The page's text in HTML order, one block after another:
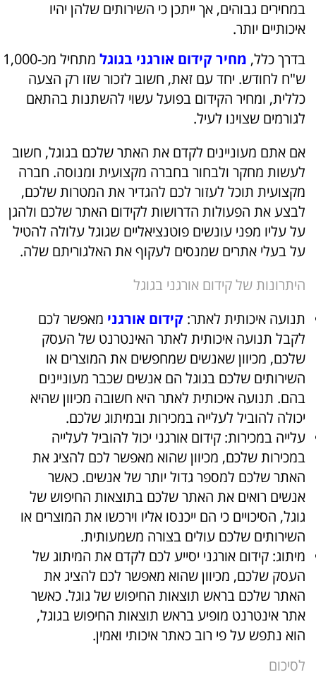
במחירים גבוהים, אך ייתכן כי השירותים שלהן יהיו
איכותיים יותר.
בדרך כלל, מחיר קידום אורגני בגוגל
מתחיל מכ-1,000
ש"ח לחודש. יחד עם זאת, חשוב לזכור שזו רק הצעה
כללית, ומחיר הקידום בפועל עשוי להשתנות בהתאם
לגורמים שצוינו לעיל.
אם אתם מעוניינים לקדם את האתר שלכם בגוגל, חשוב
לעשות מחקר ולבחור בחברה מקצועית ומנוסה. חברה
מקצועית תוכל לעזור לכם להגדיר את המטרות שלכם,
לבצע את הפעולות הדרושות לקידום האתר שלכם ולהגן
על עליו מפני עונשים פוטנציאליים שגוגל עלולה להטיל
על בעלי אתרים שמנסים לעקוף את האלגוריתם שלה.
היתרונות של קידום אורגני בגוגל
תנועה איכותית לאתר: קידום אורגני מאפשר לכם
לקבל תנועה איכותית לאתר האינטרנט של העסק
שלכם, מכיוון שאנשים שמחפשים את המוצרים או
השירותים שלכם בגוגל הם אנשים שכבר מעוניינים
בהם. תנועה איכותית לאתר היא חשובה מכיוון שהיא
יכולה להוביל לעלייה במכירות ובמיתוג שלכם.
עלייה במכירות: קידום אורגני יכול להוביל לעלייה
במכירות שלכם, מכיוון שהוא מאפשר לכם להציג את
האתר שלכם למספר גדול יותר של אנשים. כאשר
אנשים רואים את האתר שלכם בתוצאות החיפוש של
גוגל, הסיכויים כי הם ייכנסו אליו וירכשו את המוצרים או
השירותים שלכם עולים בצורה משמעותית.
מיתוג: קידום אורגני יסייע לכם לקדם את המיתוג של
העסק שלכם, מכיוון שהוא מאפשר לכם להציג את
האתר שלכם בראש תוצאות החיפוש של גוגל. כאשר
אתר אינטרנט מופיע בראש תוצאות החיפוש בגוגל,
הוא נתפש על פי רוב כאתר איכותי ואמין.
לסיכום